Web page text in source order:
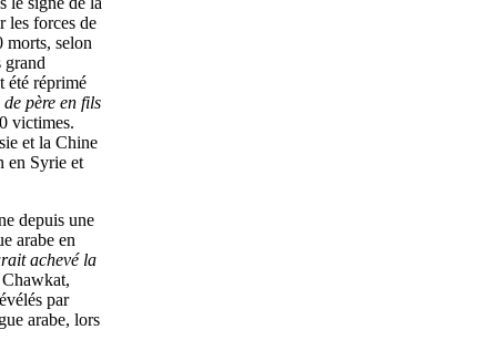
les forces de
morts, selon
grand
été réprimé
père en fils
victimes.
et la Chine
en Syrie et
depuis une
arabe en
achevé la
par
arabe, lors